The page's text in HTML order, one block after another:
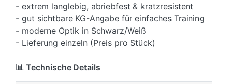
- extrem langlebig, abriebfest & kratzresistent
- gut sichtbare KG-Angabe für einfaches Training
- moderne Optik in Schwarz/Weiß
- Lieferung einzeln (Preis pro Stück)
📊 Technische Details